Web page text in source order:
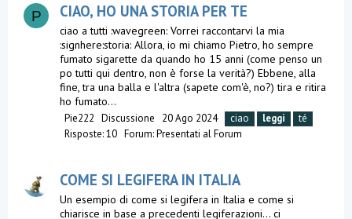
P CIAO, HO UNA STORIA PER TE
ciao a tutti :wavegreen: Vorrei raccontarvi la mia
:signhere:storia: Allora, io mi chiamo Pietro, ho sempre
fumato sigarette da quando ho 15 anni (come penso un
po tutti qui dentro, non è forse la verità?) Ebbene, alla
fine, tra una balla e l'altra (sapete com'è, no?) tira e ritira
ho fumato...
Pie222 Discussione 20 Ago 2024 ciao leggi
té
Risposte: 10 Forum:Presentati al Forum
COME SI LEGIFERA IN ITALIA
Un esempio di come si legifera in Italia e come si
chiarisce in base a precedenti legiferazioni... ci